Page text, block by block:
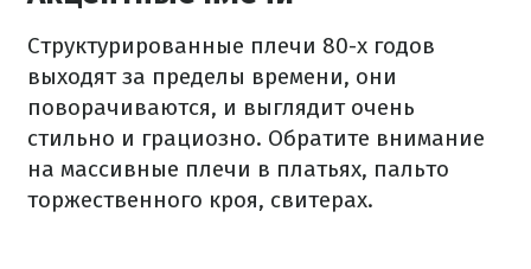
Структурированные плечи 80-х годов
выходят за пределы времени, они
поворачиваются, и выглядит очень
стильно и грациозно. Обратите внимание
на массивные плечи в платьях, пальто
торжественного кроя, свитерах.